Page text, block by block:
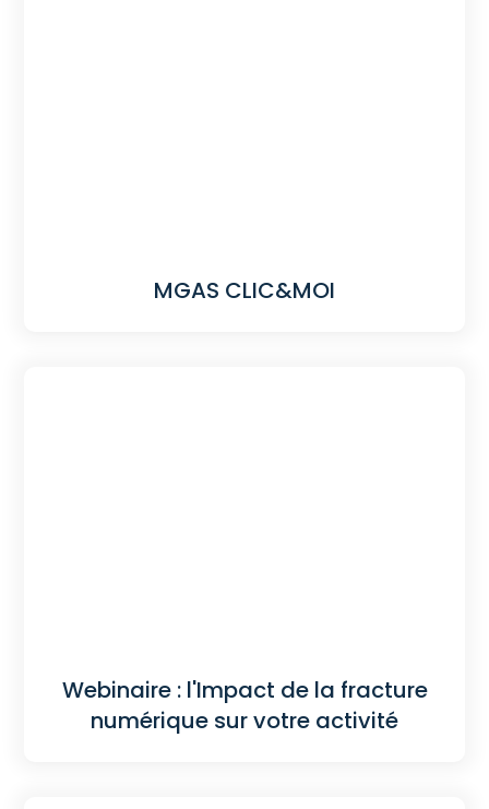
MGAS CLIC&MOI
Webinaire : l'Impact de la fracture
numérique sur votre activité